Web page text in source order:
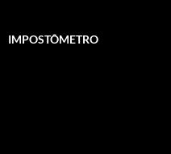
IMPOSTÔMETRO